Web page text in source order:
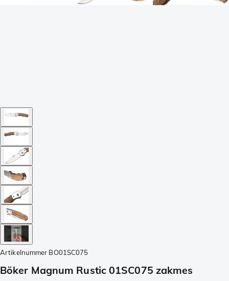
Artikelnummer BO01SC075
Böker Magnum Rustic 01SC075 zakmes